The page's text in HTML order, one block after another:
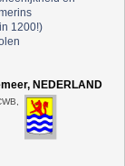
1200!)
NEDERLAND